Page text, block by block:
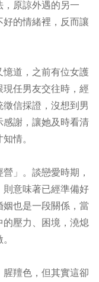
原諒外遇的另一
的情緒裡，反而讓
憶道，之前有位女護
任男友交往時，經
信採證，沒想到男
感謝，讓她及時看清
情。
」。談戀愛時期，
則意味著已經準備好
也是一段關係，當
的壓力、困境，澆熄
羶色，但其實這卻